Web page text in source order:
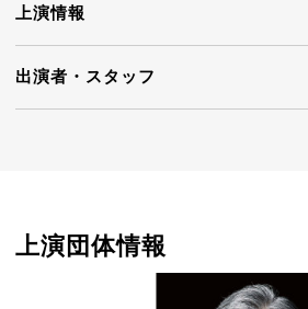
上演情報
出演者・ スタッフ
上演団体情報